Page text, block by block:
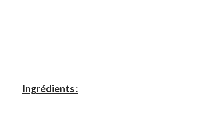
Ingrédients :